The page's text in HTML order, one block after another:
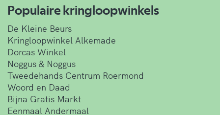
Populaire kringloopwinkels
De Kleine Beurs
Kringloopwinkel Alkemade
Dorcas Winkel
Noggus & Noggus
Tweedehands Centrum Roermond
Woord en Daad
Bijna Gratis Markt
Eenmaal Andermaal